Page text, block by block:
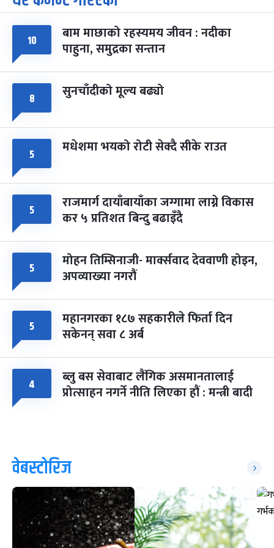
आइत चैत्र ७, २०८३-Mar 21, 2027
८ फागुपूर्णिमा
चैत्र ८, २०८३- Mar 22, 2027
७ महिना बाँकी
१० बाम माछाको रहस्यमय जीवन : नदीका
पाहुना, समुद्रका सन्तान
८ सुनचाँदीको मूल्य बढ्यो
५ मधेशमा भयको रोटी सेक्दै सीके राउत
५ राजमार्ग दायाँबायाँका जग्गामा लाग्ने विकास
कर ५ प्रतिशत बिन्दु बढाइँदै
५ मोहन तिम्सिनाजी- मार्क्सवाद देववाणी होइन,
अपव्याख्या नगरौं
५ महानगरका १८७ सहकारीले फिर्ता दिन
सकेनन् सवा ८ अर्ब
४ ब्लु बस सेवाबाट लैंगिक असमानतालाई
प्रोत्साहन नगर्ने नीति लिएका हौं : मन्त्री बादी
वेबस्टोरिज